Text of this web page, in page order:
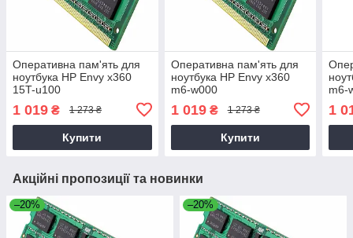
Оперативна пам'ять для
ноутбука HP Envy x360
15T-u100
1 019 ₴ 1 273 ₴
Купити
Оперативна пам'ять для
ноутбука HP Envy x360
m6-w000
1 019₴ 1 273 ₴
Купити
m6-
1
Акційні пропозиції та новинки
–20% –20%